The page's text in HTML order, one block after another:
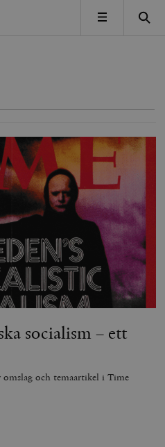
MENY
socialism – ett
och temaartikel i Time